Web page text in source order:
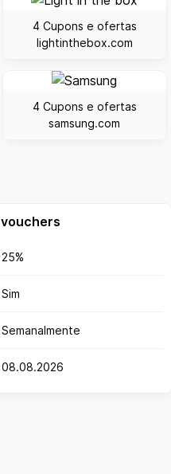
4 Cupons e ofertas
lightinthebox.com
4 Cupons e ofertas
samsung.com
25%
Sim
Semanalmente
08.08.2026